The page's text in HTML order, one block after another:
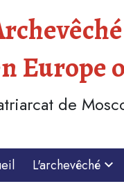
Europe
de
L'archevêché